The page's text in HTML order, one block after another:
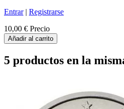
Entrar| Registrarse
10,00 € Precio
Añadir al carrito
5 productos en la